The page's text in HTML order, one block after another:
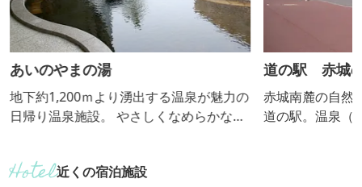
あいのやまの湯
地下約1,200ｍより湧出する温泉が魅力の
日帰り温泉施設。 やさしくなめらかなお
一望できます。全室掛け流しの内風呂付
道の駅 赤城
赤城南麓の自然
道の駅。温泉（
近くの宿泊施設